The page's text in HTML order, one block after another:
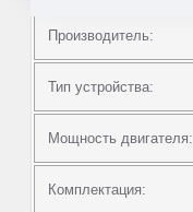
Производитель:
Тип устройства:
Мощность двигателя:
Комплектация: